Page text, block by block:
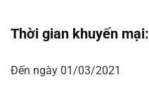
Thời gian khuyến mại:
Đến ngày 01/03/2021